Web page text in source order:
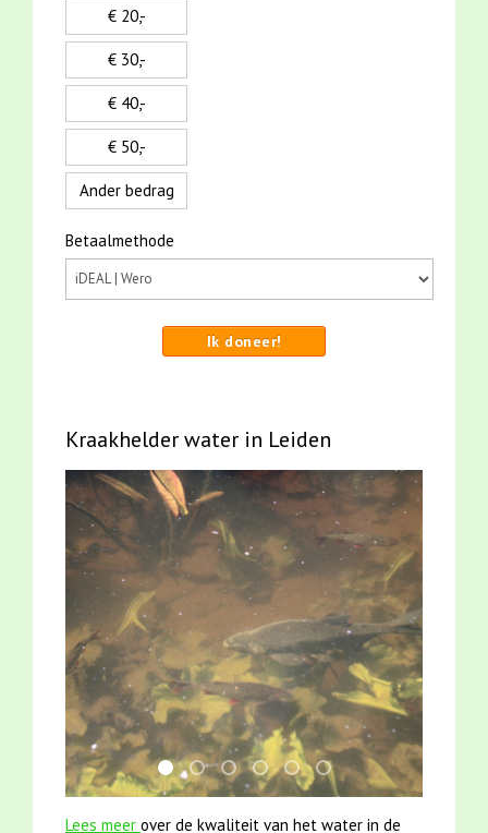
€ 20,-
€ 30,-
€ 40,-
€ 50,-
Ander bedrag
Betaalmethode
Ik doneer!
Kraakhelder water in Leiden
jun2021 28 brasem en rietvoorns 4a
mei2021 1 snoekje elly
karper met kattenklimtouw
mei2021 watervogelmethode
smoelenboek fifi en
jun2021 zaklv 5
Lees meer over de kwaliteit van het water in de